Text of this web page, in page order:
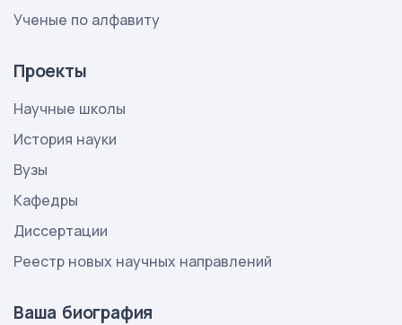
Ученые по алфавиту
Проекты
Научные школы
История науки
Вузы
Кафедры
Диссертации
Реестр новых научных направлений
Ваша биография